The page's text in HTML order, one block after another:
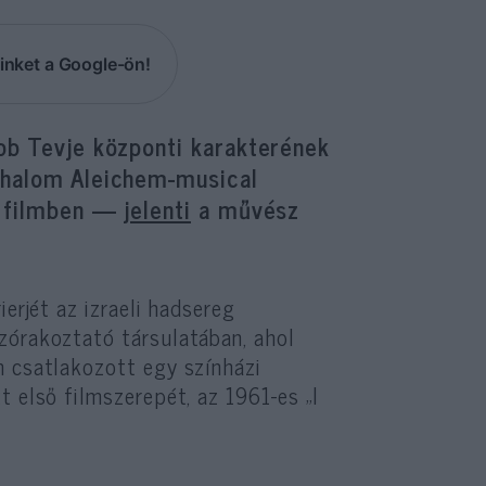
a Google-ön!
Tevje központi karakterének
Aleichem-musical
filmben — jelenti a művész
az izraeli hadsereg
társulatában, ahol
csatlakozott egy színházi
filmszerepét, az 1961-es „I